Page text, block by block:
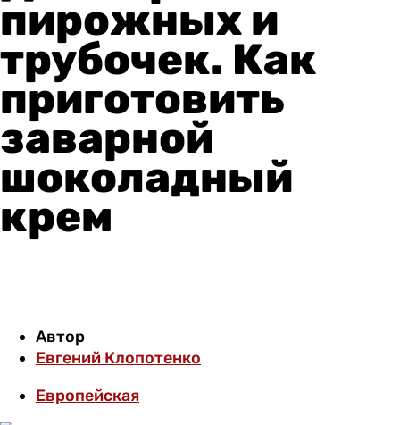
пирожных и
трубочек. Как
приготовить
заварной
шоколадный
крем
Автор
Евгений Клопотенко
Европейская